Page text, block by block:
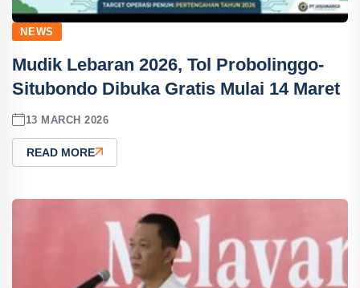
NEWS
Mudik Lebaran 2026, Tol Probolinggo-
Situbondo Dibuka Gratis Mulai 14 Maret
13 MARCH 2026
READ MORE